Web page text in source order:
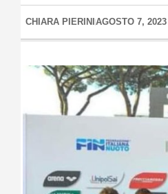
CHIARA PIERINI AGOSTO 7, 2023